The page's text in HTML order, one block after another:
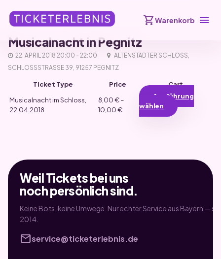
shopping_cartWarenkorb menu
Musicalnacht in Pegnitz
22. APRIL 2018 20:00 - 22:00
ALTENSTÄDTER SCHLOSS, S
CHLOSSSTRASSE 39, 91257 PEGNITZ
Ticket Type Price
Cart
Musicalnacht im Schloss,
22.04.2018
8,00€–
10,00€
Ausführung
wählen
der
Weil Tickets bei uns
noch persönlich sind.
Keine Bots, keine Umwege. Nur echter Service aus Bayern —
2014.
mailservice@ticketerlebnis.de